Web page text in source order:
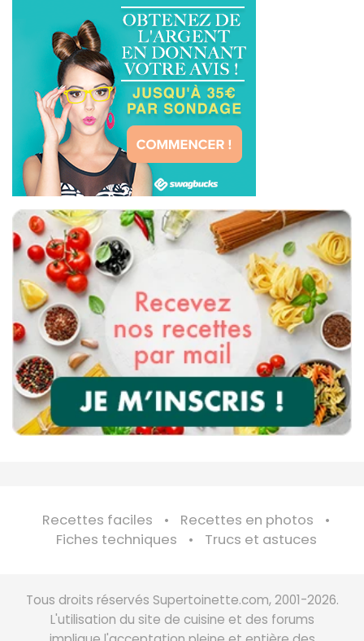
Recettes faciles
Recettes en photos
Fiches techniques
Trucs et astuces
Tous droits réservés Supertoinette.com, 2001-2026.
L'utilisation du site de cuisine et des forums